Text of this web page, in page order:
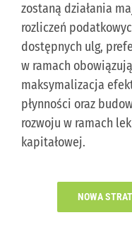
zostaną działania
rozliczeń
dostępnych ulg,
w ramach
maksymalizacja
płynności oraz
rozwoju w ramach
kapitałowej.
NOWA